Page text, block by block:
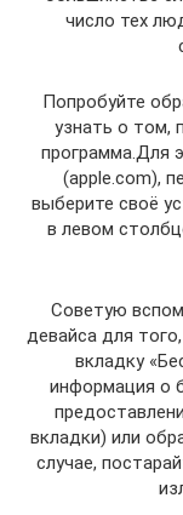
число тех
Попробуйте
узнать о том,
программа.Для
(apple.com),
выберите своё
в левом
Советую
девайса для
вкладку
информация о
вкладки) или
случае,